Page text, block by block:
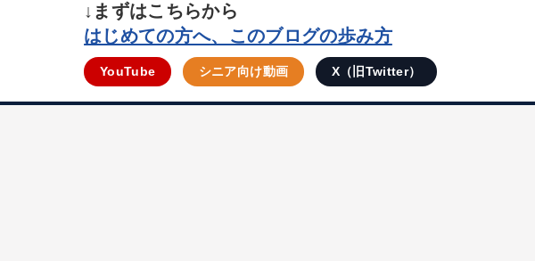
↓まずはこちらから
はじめての方へ、このブログの歩み方
YouTube シニア向け動画 X（旧Twitter）